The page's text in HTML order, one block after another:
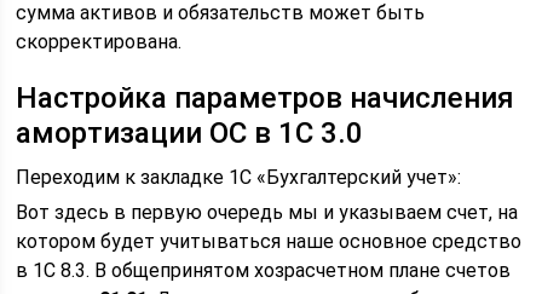
сумма активов и обязательств может быть
скорректирована.
Настройка параметров начисления
амортизации ОС в 1С 3.0
Переходим к закладке 1С «Бухгалтерский учет»:
Вот здесь в первую очередь мы и указываем счет, на
котором будет учитываться наше основное средство
в 1С 8.3. В общепринятом хозрасчетном плане счетов